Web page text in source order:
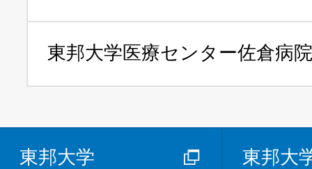
東邦大学医療センター佐倉病
東邦大学 東邦大